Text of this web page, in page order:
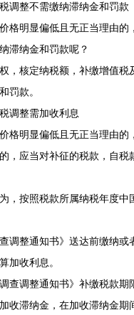
整不需缴纳滞纳金和罚款
明显偏低且无正当理由的
滞纳金和罚款呢？
核定纳税额，补缴增值税
罚款。
整需加收利息
明显偏低且无正当理由的
，应当对补征的税款，自
按照税款所属纳税年度中
整通知书》送达前缴纳或
加收利息。
调整通知书》补缴税款期
收滞纳金，在加收滞纳金期